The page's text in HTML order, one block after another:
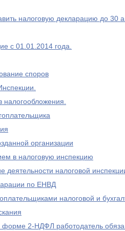
налоговую декларацию до 30
с 01.01.2014 года.
споров
налогообложения.
организации
в налоговую инспекцию
деятельности налоговой
по ЕНВД
налоговой и
форме 2-НДФЛ работодатель